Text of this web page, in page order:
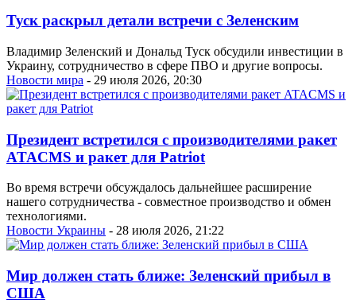
Туск раскрыл детали встречи с Зеленским
Владимир Зеленский и Дональд Туск обсудили инвестиции в
Украину, сотрудничество в сфере ПВО и другие вопросы.
Новости мира - 29 июля 2026, 20:30
Президент встретился с производителями ракет
ATACMS и ракет для Patriot
Во время встречи обсуждалось дальнейшее расширение
нашего сотрудничества - совместное производство и обмен
технологиями.
Новости Украины - 28 июля 2026, 21:22
Мир должен стать ближе: Зеленский прибыл в
США